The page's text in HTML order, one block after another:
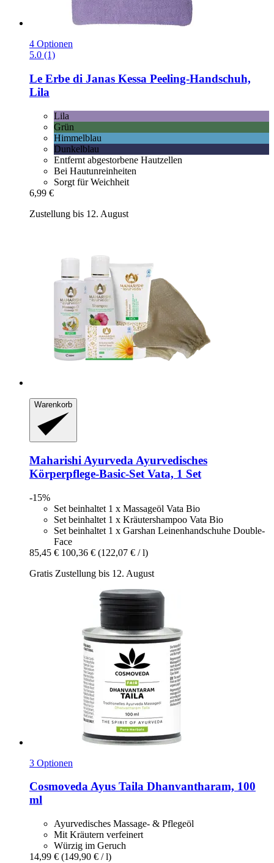
4 Optionen
5.0 (1)
Le Erbe di Janas Kessa Peeling-​Handschuh,
Lila
Lila
Grün
Himmelblau
Dunkelblau
Entfernt abgestorbene Hautzellen
Bei Hautunreinheiten
Sorgt für Weichheit
6,99 €
Zustellung bis 12. August
Warenkorb
Maharishi Ayurveda Ayurvedisches
Körperpflege-​Basic-​Set Vata, 1 Set
-15%
Set beinhaltet 1 x Massageöl Vata Bio
Set beinhaltet 1 x Kräutershampoo Vata Bio
Set beinhaltet 1 x Garshan Leinenhandschuhe Double-
Face
85,45 € 100,36 € (122,07 € / l)
Gratis Zustellung bis 12. August
3 Optionen
CosmovedaAyus Taila Dhanvantharam, 100
ml
Ayurvedisches Massage- & Pflegeöl
Mit Kräutern verfeinert
Würzig im Geruch
14,99 € (149,90 € / l)